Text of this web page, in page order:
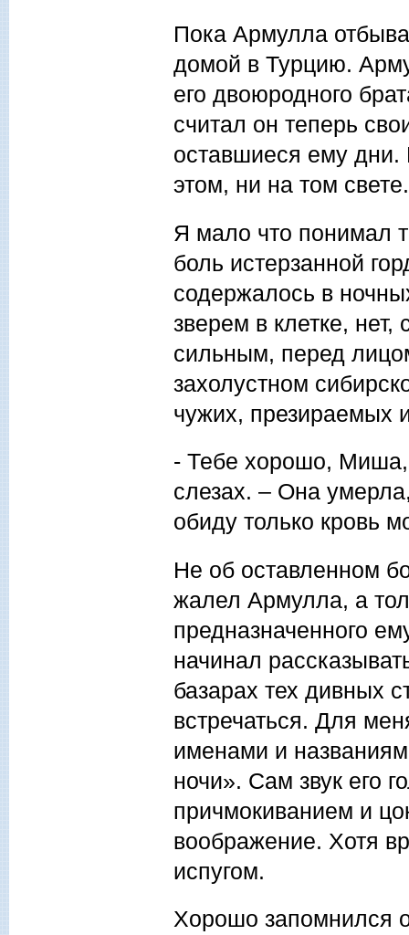
Пока Армулла
домой в Турцию.
его двоюродного
считал он теперь
оставшиеся ему дни.
этом, ни на том свете.
Я мало что понимал
боль истерзанной
содержалось в
зверем в клетке,
сильным, перед
захолустном
чужих,
- Тебе хорошо, Миша,
слезах. – Она
обиду только кровь
Не об оставленном
жалел Армулла, а
предназначенного
начинал
базарах тех дивных
встречаться. Для
именами и
ночи». Сам звук его
причмокиванием и
воображение. Хотя
испугом.
Хорошо запомнился